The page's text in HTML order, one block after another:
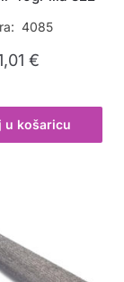
4085
€
u košaricu